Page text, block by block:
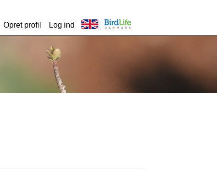
Opret profil Log ind